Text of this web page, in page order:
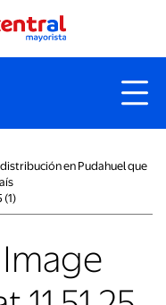
en Pudahuel que
(1)